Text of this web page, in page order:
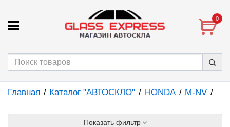
0
Главная Каталог "АВТОСКЛО" HONDA M-NV
Показать фильтр